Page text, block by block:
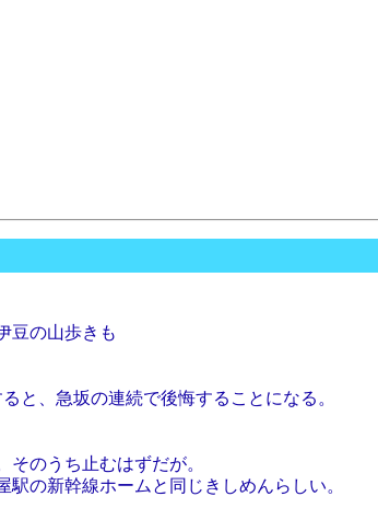
豆の山歩きも
と、急坂の連続で後悔することになる。
のうち止むはずだが。
の新幹線ホームと同じきしめんらしい。